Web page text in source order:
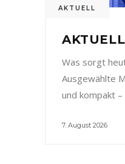
AKTUELL
Was sorgt
Ausgewählte
und kompakt –
7. August 2026